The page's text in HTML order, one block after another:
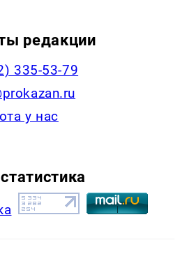
редакции
335-53-79
у нас